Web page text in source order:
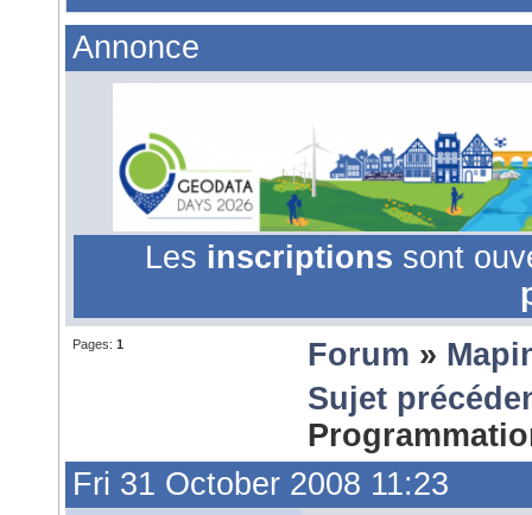
Annonce
Les inscriptions sont
Pages: 1 Forum »
Sujet
Fri 31 October 2008 11:23